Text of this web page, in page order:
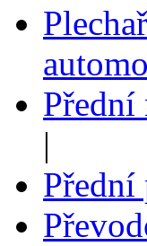
Přední
|
Přední